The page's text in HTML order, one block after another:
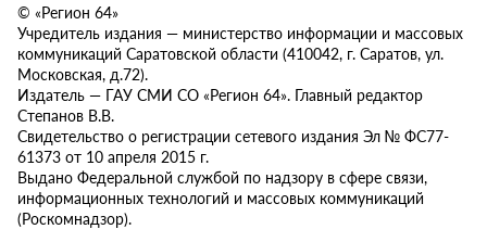
© «Регион 64»
Учредитель издания — министерство информации и массовых
коммуникаций Саратовской области (410042, г. Саратов, ул.
Московская, д.72).
Издатель — ГАУ СМИ СО «Регион 64». Главный редактор
Степанов В.В.
Свидетельство о регистрации сетевого издания Эл № ФС77-
61373 от 10 апреля 2015 г.
Выдано Федеральной службой по надзору в сфере связи,
информационных технологий и массовых коммуникаций
(Роскомнадзор).